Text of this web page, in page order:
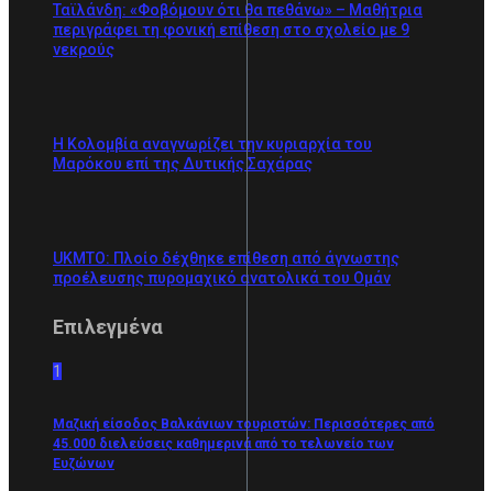
Ταϊλάνδη: «Φοβόμουν ότι θα πεθάνω» – Μαθήτρια
περιγράφει τη φονική επίθεση στο σχολείο με 9
νεκρούς
Η Κολομβία αναγνωρίζει την κυριαρχία του
Μαρόκου επί της Δυτικής Σαχάρας
UKMTO: Πλοίο δέχθηκε επίθεση από άγνωστης
προέλευσης πυρομαχικό ανατολικά του Ομάν
Επιλεγμένα
1
Μαζική είσοδος Βαλκάνιων τουριστών: Περισσότερες από
45.000 διελεύσεις καθημερινά από το τελωνείο των
Ευζώνων